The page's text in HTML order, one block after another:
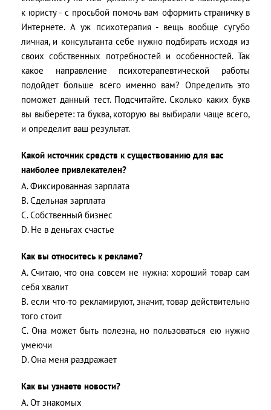
к юристу - с просьбой помочь вам оформить страничку в
Интернете. А уж психотерапия - вещь вообще сугубо
личная, и консультанта себе нужно подбирать исходя из
своих собственных потребностей и особенностей. Так
какое направление психотерапевтической работы
подойдет больше всего именно вам? Определить это
поможет данный тест. Подсчитайте. Сколько каких букв
вы выберете: та буква, которую вы выбирали чаще всего,
и определит ваш результат.
Какой источник средств к существованию для вас
наиболее привлекателен?
A. Фиксированная зарплата
B. Сдельная зарплата
C. Собственный бизнес
D. Не в деньгах счастье
Как вы относитесь к рекламе?
A. Считаю, что она совсем не нужна: хороший товар сам
себя хвалит
B. если что-то рекламируют, значит, товар действительно
того стоит
C. Она может быть полезна, но пользоваться ею нужно
умеючи
D. Она меня раздражает
Как вы узнаете новости?
A. От знакомых